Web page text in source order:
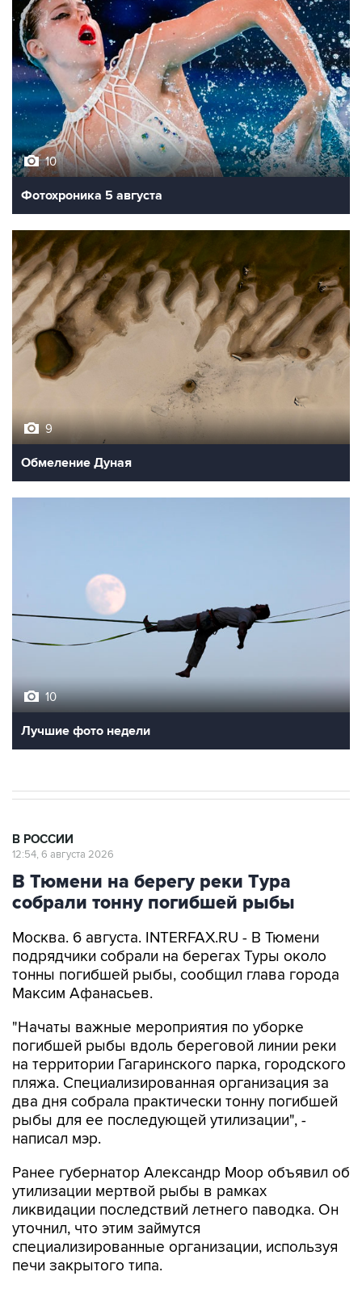
10
Фотохроника 5 августа
9
Обмеление Дуная
10
Лучшие фото недели
В РОССИИ
12:54, 6 августа 2026
В Тюмени на берегу реки Тура
собрали тонну погибшей рыбы
Москва. 6 августа. INTERFAX.RU - В Тюмени
подрядчики собрали на берегах Туры около
тонны погибшей рыбы, сообщил глава города
Максим Афанасьев.
"Начаты важные мероприятия по уборке
погибшей рыбы вдоль береговой линии реки
на территории Гагаринского парка, городского
пляжа. Специализированная организация за
два дня собрала практически тонну погибшей
рыбы для ее последующей утилизации", -
написал мэр.
Ранее губернатор Александр Моор объявил об
утилизации мертвой рыбы в рамках
ликвидации последствий летнего паводка. Он
уточнил, что этим займутся
специализированные организации, используя
печи закрытого типа.